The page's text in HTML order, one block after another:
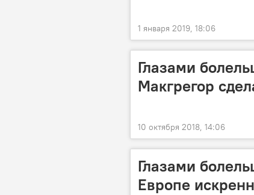
1 января 2019, 18:06
Глазами
Макгрегор
10 октября 2018, 14:06
Глазами
Европе